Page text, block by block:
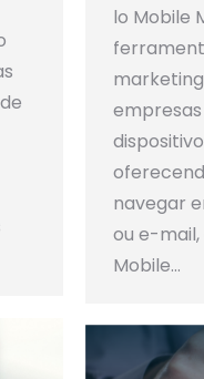
lo Mobile
navegar
ou e-mail,
Mobile…